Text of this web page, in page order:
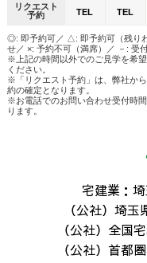
リクエスト
予約
TEL TEL
◎: 即予約可／ △: 即予約可（残り
せ／ ×: 予約不可（満席）／ －: 受
※上記の時間以外でのご見学を希
ください。
※「リクエスト予約」は、弊社か
約の確定となります。
※お電話でのお問い合わせ受付時
ります。
宅建業：
（公社）埼
（公社）全国
（公社）首都